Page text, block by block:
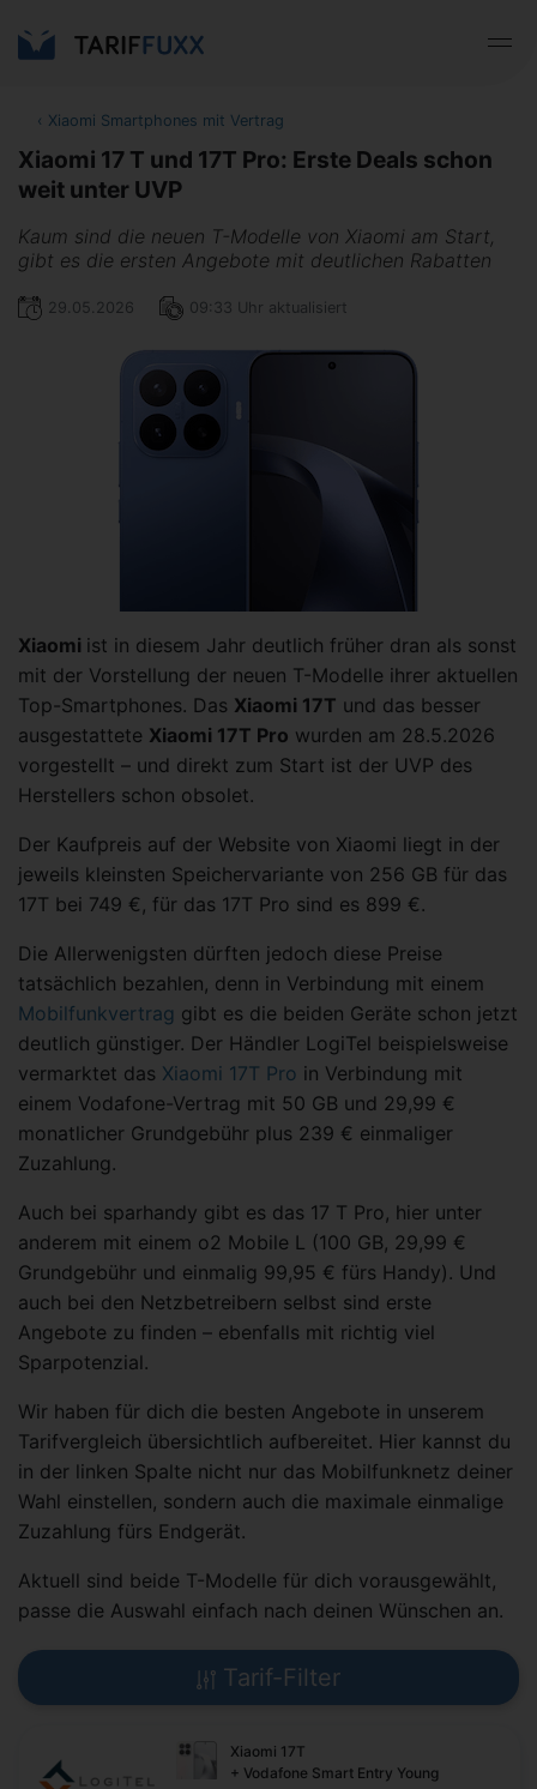
‹ Xiaomi Smartphones mit Vertrag
Xiaomi 17 T und 17T Pro: Erste Deals schon
weit unter UVP
Kaum sind die neuen T-Modelle von Xiaomi am Start,
gibt es die ersten Angebote mit deutlichen Rabatten
29.05.2026 09:33 Uhr aktualisiert
Xiaomi ist in diesem Jahr deutlich früher dran als sonst
mit der Vorstellung der neuen T-Modelle ihrer aktuellen
Top-Smartphones. Das Xiaomi 17T und das besser
ausgestattete Xiaomi 17T Pro wurden am 28.5.2026
vorgestellt – und direkt zum Start ist der UVP des
Herstellers schon obsolet.
Der Kaufpreis auf der Website von Xiaomi liegt in der
jeweils kleinsten Speichervariante von 256 GB für das
17T bei 749 €, für das 17T Pro sind es 899 €.
Die Allerwenigsten dürften jedoch diese Preise
tatsächlich bezahlen, denn in Verbindung mit einem
Mobilfunkvertrag gibt es die beiden Geräte schon jetzt
deutlich günstiger. Der Händler LogiTel beispielsweise
vermarktet das Xiaomi 17T Pro in Verbindung mit
einem Vodafone-Vertrag mit 50 GB und 29,99 €
monatlicher Grundgebühr plus 239 € einmaliger
Zuzahlung.
Auch bei sparhandy gibt es das 17 T Pro, hier unter
anderem mit einem o2 Mobile L (100 GB, 29,99 €
Grundgebühr und einmalig 99,95 € fürs Handy). Und
auch bei den Netzbetreibern selbst sind erste
Angebote zu finden – ebenfalls mit richtig viel
Sparpotenzial.
Wir haben für dich die besten Angebote in unserem
Tarifvergleich übersichtlich aufbereitet. Hier kannst du
in der linken Spalte nicht nur das Mobilfunknetz deiner
Wahl einstellen, sondern auch die maximale einmalige
Zuzahlung fürs Endgerät.
Aktuell sind beide T-Modelle für dich vorausgewählt,
passe die Auswahl einfach nach deinen Wünschen an.
Tarif-Filter
Xiaomi 17T
+ Vodafone Smart Entry Young